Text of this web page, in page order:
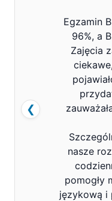
Egzamin
96%, a
Zajęcia
nasze
pomogły
językową i
❮